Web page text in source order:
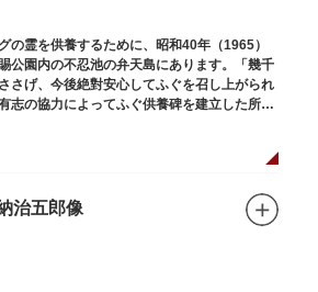
の霊を供養するために、昭和40年（1965）
公園内の不忍池の弁天島にあります。「幾千
さげ、今後絶對安心してふぐを召し上がられ
志の協力によってふぐ供養碑を建立した所以
。
治五郎像